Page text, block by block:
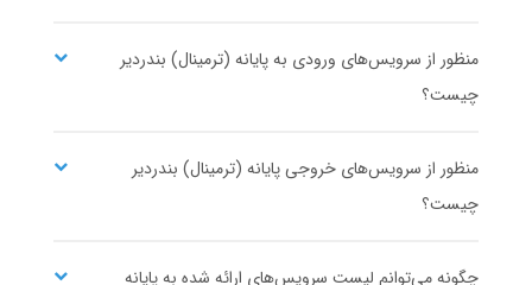
منظور از سرویس‌های ورودی به پایانه (ترمینال) بندردیر
چیست؟
منظور از سرویس‌های خروجی پایانه (ترمینال) بندردیر
چیست؟
چگونه می‌توانم لیست سرویس‌های ارائه شده به پایانه